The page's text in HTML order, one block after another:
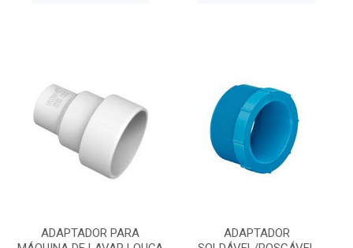
ADAPTADOR PARA
ADAPTADOR